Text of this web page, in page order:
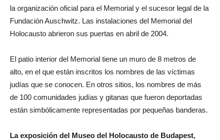
la organización oficial para el Memorial y el sucesor legal de la
Fundación Auschwitz. Las instalaciones del Memorial del
Holocausto abrieron sus puertas en abril de 2004.
El patio interior del Memorial tiene un muro de 8 metros de
alto, en el que están inscritos los nombres de las víctimas
judías que se conocen. En otros sitios, los nombres de más
de 100 comunidades judías y gitanas que fueron deportadas
están simbólicamente representadas por pequeñas banderas.
La exposición del Museo del Holocausto de Budapest,